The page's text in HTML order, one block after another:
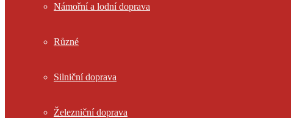
Námořní a lodní doprava
Různé
Silniční doprava
Železniční doprava